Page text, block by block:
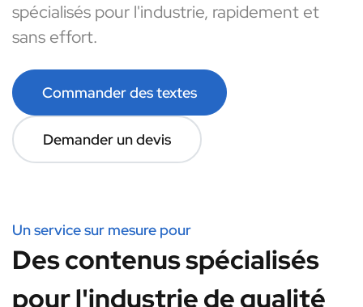
spécialisés pour l'industrie, rapidement et
sans effort.
Commander des textes
Demander un devis
Un service sur mesure pour
Des contenus spécialisés
pour l'industrie de qualité